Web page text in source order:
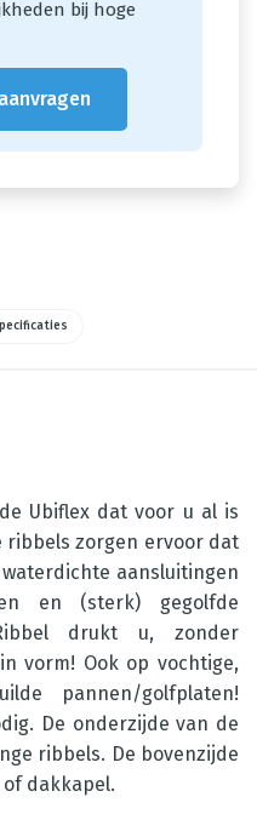
bij hoge
Ubiflex dat voor u al is
ribbels zorgen ervoor dat
aansluitingen
en (sterk) gegolfde
drukt u, zonder
vorm! Ook op vochtige,
pannen/golfplaten!
De onderzijde van de
ribbels. De bovenzijde
dakkapel.